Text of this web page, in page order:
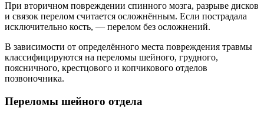
При вторичном повреждении спинного мозга, разрыве дисков
и связок перелом считается осложнённым. Если пострадала
исключительно кость, — перелом без осложнений.
В зависимости от определённого места повреждения травмы
классифицируются на переломы шейного, грудного,
поясничного, крестцового и копчикового отделов
позвоночника.
Переломы шейного отдела